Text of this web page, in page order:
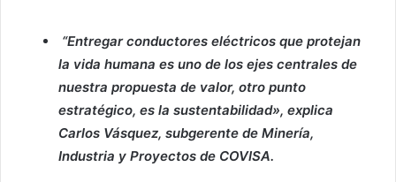
“Entregar conductores eléctricos que protejan
la vida humana es uno de los ejes centrales de
nuestra propuesta de valor, otro punto
estratégico, es la sustentabilidad», explica
Carlos Vásquez, subgerente de Minería,
Industria y Proyectos de COVISA.